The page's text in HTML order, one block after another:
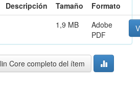
Descripción Tamaño
Formato
1,9 MB
Adobe
PDF
Core completo del ítem